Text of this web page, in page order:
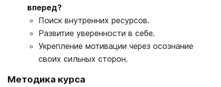
вперед?
Поиск внутренних ресурсов.
Развитие уверенности в себе.
Укрепление мотивации через осознание
своих сильных сторон.
Методика курса